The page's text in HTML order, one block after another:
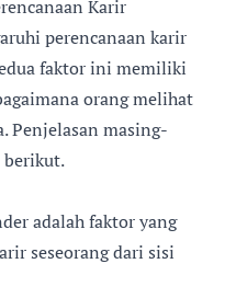
Karir
perencanaan karir
faktor ini memiliki
orang melihat
Penjelasan masing-
berikut.
adalah faktor yang
seseorang dari sisi